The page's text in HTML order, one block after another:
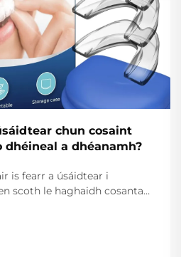
chun cosaint
dhéineal a dhéanamh?
is fearr a úsáidtear i
scoth le haghaidh cosanta
teasphlastaicí an
mó.